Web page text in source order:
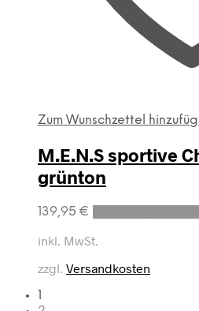
Zum Wunschzettel
M.E.N.S sportive
grünton
139,95 €
inkl. MwSt.
zzgl. Versandkosten
1